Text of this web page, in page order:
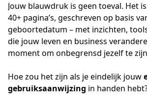
Jouw blauwdruk is geen toeval. Het
40+ pagina’s, geschreven op basis
geboortedatum – met inzichten,
die jouw leven en business
moment om onbegrensd jezelf te
Hoe zou het zijn als je eindelijk jouw
gebruiksaanwijzing in handen